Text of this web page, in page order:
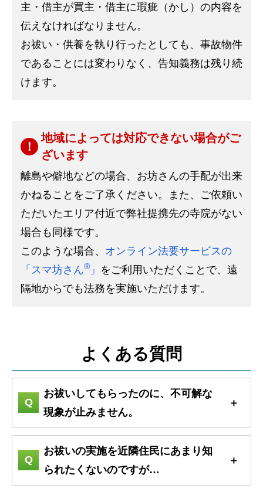
主・借主が買主・借主に瑕疵（かし）の内容を
伝えなければなりません。
お祓い・供養を執り行ったとしても、事故物件
であることには変わりなく、告知義務は残り続
けます。
地域によっては対応できない場合がご
ざいます
離島や僻地などの場合、お坊さんの手配が出来
かねることをご了承ください。また、ご依頼い
ただいたエリア付近で弊社提携先の寺院がない
場合も同様です。
このような場合、 オンライン法要サービスの
「スマ坊さん® 」 をご利用いただくことで、遠
隔地からでも法務を実施いただけます。
よくある質問
お祓いしてもらったのに、不可解な
現象が止みません。
お祓いの実施を近隣住民にあまり知
られたくないのですが…